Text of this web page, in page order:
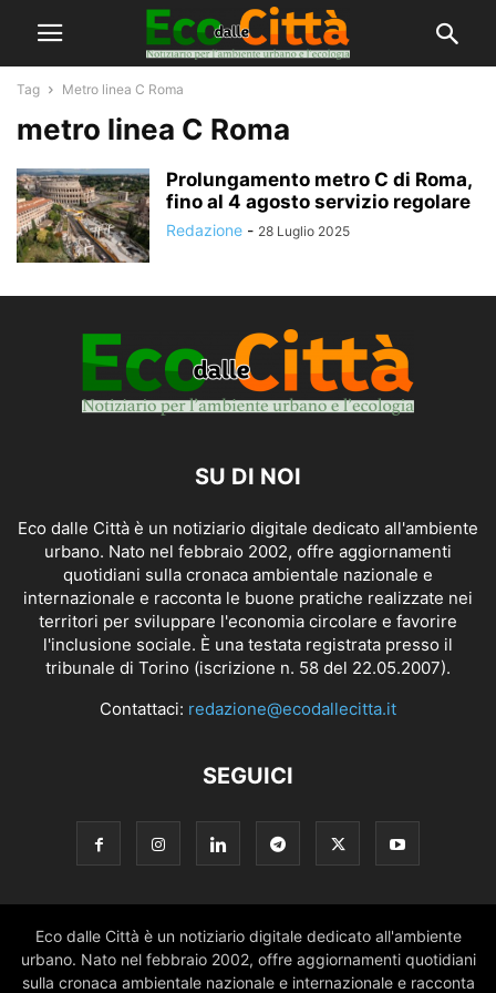
Tag Metro linea C Roma
metro linea C Roma
Prolungamento metro C di Roma,
fino al 4 agosto servizio regolare
Redazione - 28 Luglio 2025
SU DI NOI
Eco dalle Città è un notiziario digitale dedicato all'ambiente
urbano. Nato nel febbraio 2002, offre aggiornamenti
quotidiani sulla cronaca ambientale nazionale e
internazionale e racconta le buone pratiche realizzate nei
territori per sviluppare l'economia circolare e favorire
l'inclusione sociale. È una testata registrata presso il
tribunale di Torino (iscrizione n. 58 del 22.05.2007).
Contattaci: redazione@ecodallecitta.it
SEGUICI
Eco dalle Città è un notiziario digitale dedicato all'ambiente
urbano. Nato nel febbraio 2002, offre aggiornamenti quotidiani
sulla cronaca ambientale nazionale e internazionale e racconta